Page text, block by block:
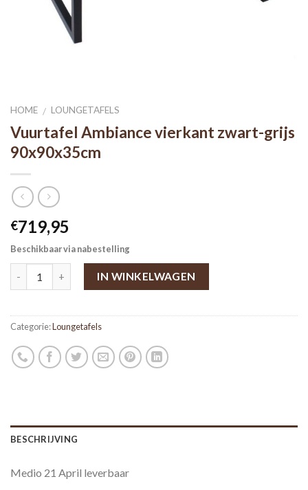
HOME / LOUNGETAFELS
Vuurtafel Ambiance vierkant zwart-grijs
90x90x35cm
€719,95
Beschikbaar via nabestelling
IN WINKELWAGEN
Categorie:Loungetafels
BESCHRIJVING
Medio 21 April leverbaar